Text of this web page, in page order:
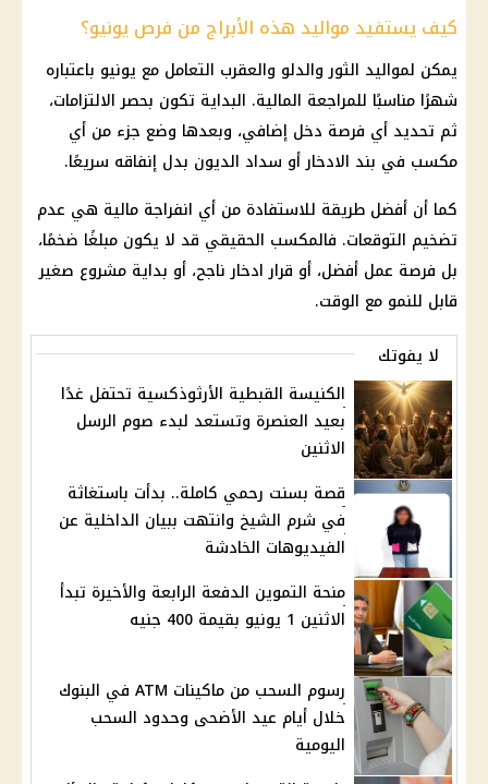
كيف يستفيد مواليد هذه الأبراج من فرص يونيو؟
يمكن لمواليد الثور والدلو والعقرب التعامل مع يونيو باعتباره
شهرًا مناسبًا للمراجعة المالية. البداية تكون بحصر الالتزامات،
ثم تحديد أي فرصة دخل إضافي، وبعدها وضع جزء من أي
مكسب في بند الادخار أو سداد الديون بدل إنفاقه سريعًا.
كما أن أفضل طريقة للاستفادة من أي انفراجة مالية هي عدم
تضخيم التوقعات. فالمكسب الحقيقي قد لا يكون مبلغًا ضخمًا،
بل فرصة عمل أفضل، أو قرار ادخار ناجح، أو بداية مشروع صغير
قابل للنمو مع الوقت.
لا يفوتك
الكنيسة القبطية الأرثوذكسية تحتفل غدًا
بعيد العنصرة وتستعد لبدء صوم الرسل
الاثنين
قصة بسنت رحمي كاملة.. بدأت باستغاثة
في شرم الشيخ وانتهت ببيان الداخلية عن
الفيديوهات الخادشة
منحة التموين الدفعة الرابعة والأخيرة تبدأ
الاثنين 1 يونيو بقيمة 400 جنيه
رسوم السحب من ماكينات ATM في البنوك
خلال أيام عيد الأضحى وحدود السحب
اليومية